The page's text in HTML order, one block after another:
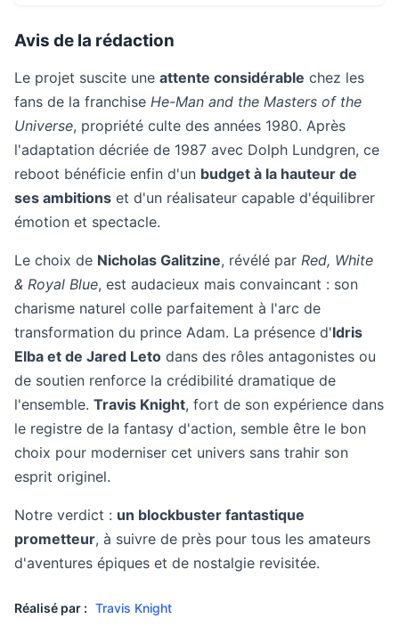
Avis de la rédaction
Le projet suscite une attente considérable chez les
fans de la franchise He-Man and the Masters of the
Universe, propriété culte des années 1980. Après
l'adaptation décriée de 1987 avec Dolph Lundgren, ce
reboot bénéficie enfin d'un budget à la hauteur de
ses ambitions et d'un réalisateur capable d'équilibrer
émotion et spectacle.
Le choix de Nicholas Galitzine, révélé par Red, White
& Royal Blue, est audacieux mais convaincant : son
charisme naturel colle parfaitement à l'arc de
transformation du prince Adam. La présence d'Idris
Elba et de Jared Leto dans des rôles antagonistes ou
de soutien renforce la crédibilité dramatique de
l'ensemble. Travis Knight, fort de son expérience dans
le registre de la fantasy d'action, semble être le bon
choix pour moderniser cet univers sans trahir son
esprit originel.
Notre verdict : un blockbuster fantastique
prometteur, à suivre de près pour tous les amateurs
d'aventures épiques et de nostalgie revisitée.
Réalisé par : Travis Knight